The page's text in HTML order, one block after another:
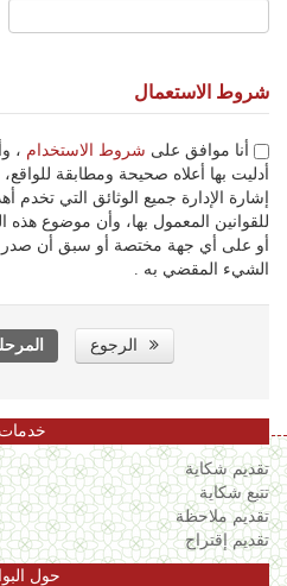
شروط الاستعمال
شروط الاستخدام ،
إشارة الإدارة جميع الوثائق التي تخدم
للقوانين المعمول بها، وأن موضوع
أو على أي جهة مختصة أو سبق أن
الشيء المقضي به .
الرجوع
خدمات
تقديم شكاية
تتبع شكاية
تقديم ملاحظة
تقديم إقتراح
حول